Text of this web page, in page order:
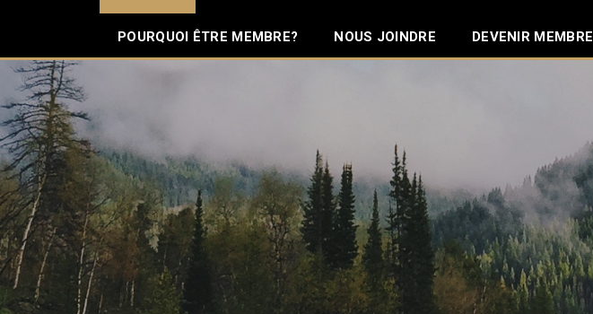
POURQUOI ÊTRE MEMBRE? NOUS JOINDRE DEVENIR MEMBRE